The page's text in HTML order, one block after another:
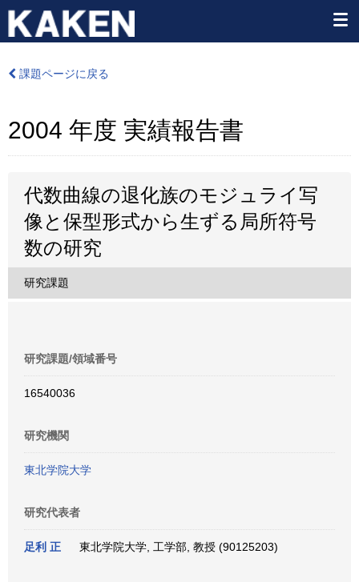
課題ページに戻る
2004 年度 実績報告書
代数曲線の退化族のモジュライ写
像と保型形式から生ずる局所符号
数の研究
研究課題
研究課題/領域番号
16540036
研究機関
東北学院大学
研究代表者
足利 正 東北学院大学, 工学部, 教授 (90125203)